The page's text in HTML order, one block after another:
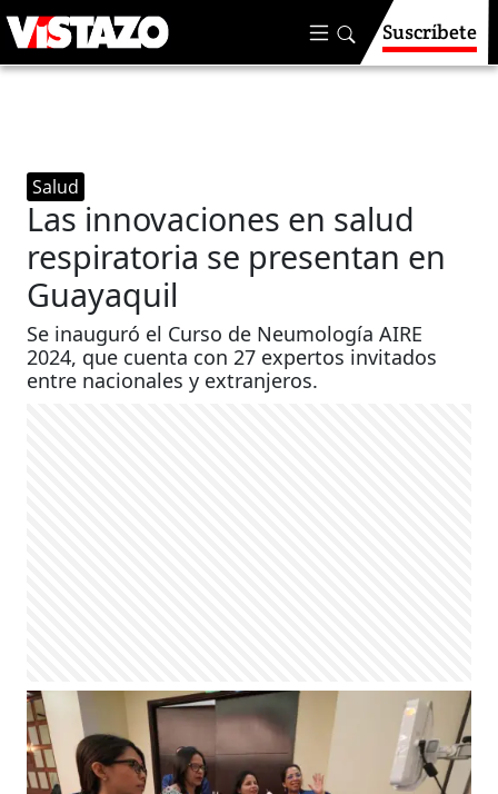
Suscríbete
Salud
Las innovaciones en salud
respiratoria se presentan en
Guayaquil
Se inauguró el Curso de Neumología AIRE
2024, que cuenta con 27 expertos invitados
entre nacionales y extranjeros.